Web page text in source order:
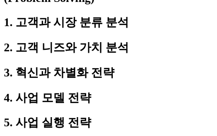
1. 고객과 시장 분류 분석
2. 고객 니즈와 가치 분석
3. 혁신과 차별화 전략
4. 사업 모델 전략
5. 사업 실행 전략